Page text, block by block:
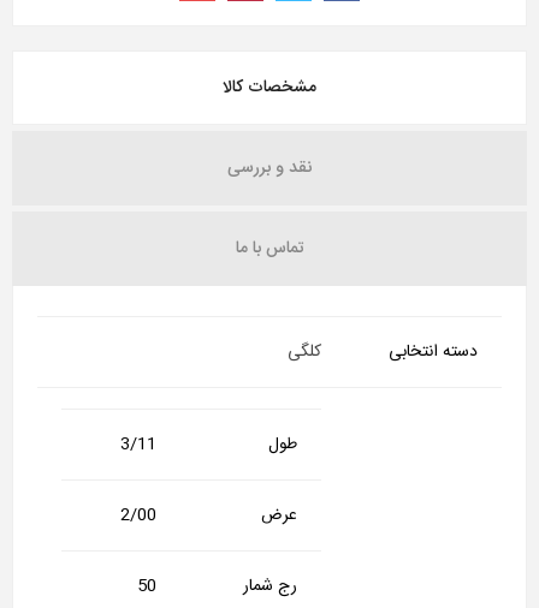
مشخصات کالا
نقد و بررسی
تماس با ما
دسته انتخابی کلگی
طول 3/11
عرض 2/00
رج شمار 50